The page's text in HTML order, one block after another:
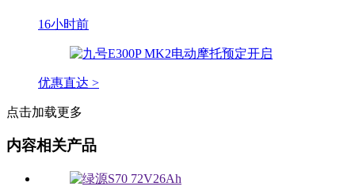
16小时前
优惠直达 >
点击加载更多
内容相关产品